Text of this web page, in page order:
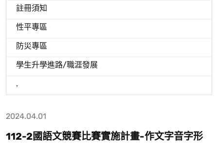
註冊須知
性平專區
防災專區
學生升學進路/職涯發展
.
2024.04.01
112-2國語文競賽比賽實施計畫-作文字音字形